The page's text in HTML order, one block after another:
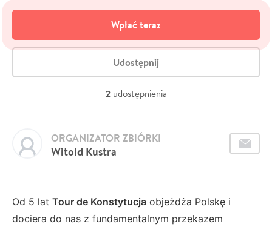
Wpłać teraz
Udostępnij
2 udostępnienia
Witold Kustra
ORGANIZATOR ZBIÓRKI
Od 5 lat Tour de Konstytucja objeżdża Polskę i
dociera do nas z fundamentalnym przekazem